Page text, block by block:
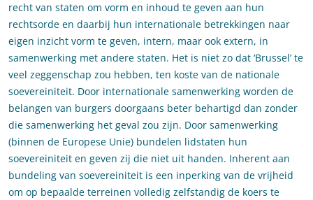
recht van staten om vorm en inhoud te geven aan hun
rechtsorde en daarbij hun internationale betrekkingen naar
eigen inzicht vorm te geven, intern, maar ook extern, in
samenwerking met andere staten. Het is niet zo dat ‘Brussel’ te
veel zeggenschap zou hebben, ten koste van de nationale
soevereiniteit. Door internationale samenwerking worden de
belangen van burgers doorgaans beter behartigd dan zonder
die samenwerking het geval zou zijn. Door samenwerking
(binnen de Europese Unie) bundelen lidstaten hun
soevereiniteit en geven zij die niet uit handen. Inherent aan
bundeling van soevereiniteit is een inperking van de vrijheid
om op bepaalde terreinen volledig zelfstandig de koers te